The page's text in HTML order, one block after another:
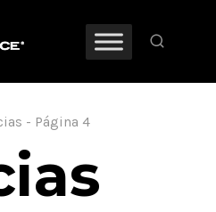
- Página 4